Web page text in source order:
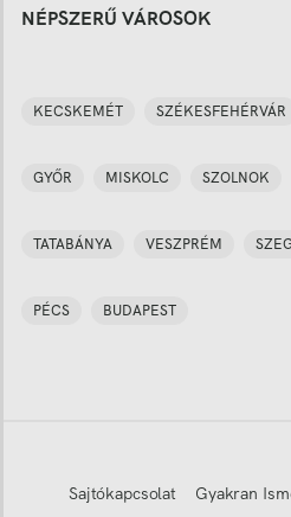
NÉPSZERŰ VÁROSOK
KECSKEMÉT SZÉKESFEHÉRVÁR
GYŐR MISKOLC SZOLNOK
TATABÁNYA VESZPRÉM
PÉCS BUDAPEST
Sajtókapcsolat Gyakran